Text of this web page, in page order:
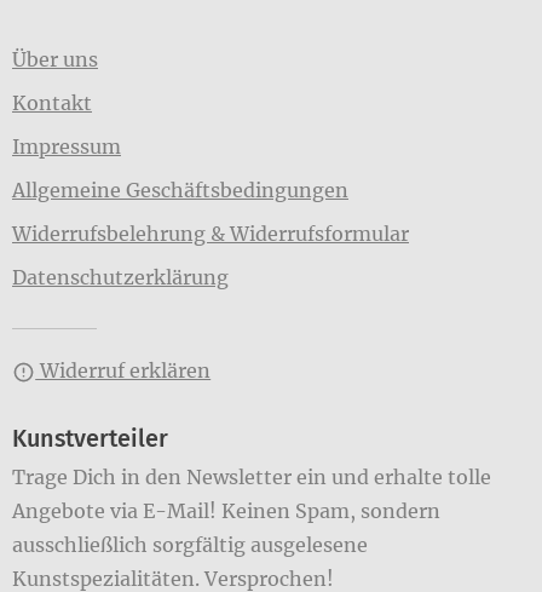
Über uns
Kontakt
Impressum
Allgemeine Geschäftsbedingungen
Widerrufsbelehrung & Widerrufsformular
Datenschutzerklärung
Widerruf erklären
Kunstverteiler
Trage Dich in den Newsletter ein und erhalte tolle
Angebote via E-Mail! Keinen Spam, sondern
ausschließlich sorgfältig ausgelesene
Kunstspezialitäten. Versprochen!